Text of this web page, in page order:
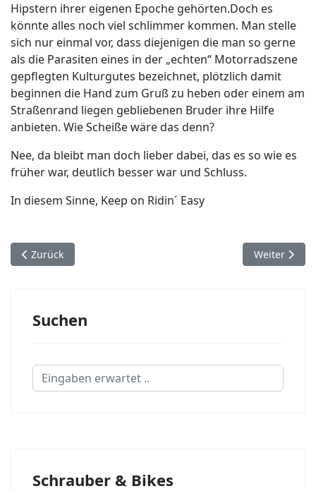
Hipstern ihrer eigenen Epoche gehörten.Doch es
könnte alles noch viel schlimmer kommen. Man stelle
sich nur einmal vor, dass diejenigen die man so gerne
als die Parasiten eines in der „echten“ Motorradszene
gepflegten Kulturgutes bezeichnet, plötzlich damit
beginnen die Hand zum Gruß zu heben oder einem am
Straßenrand liegen gebliebenen Bruder ihre Hilfe
anbieten. Wie Scheiße wäre das denn?
Nee, da bleibt man doch lieber dabei, das es so wie es
früher war, deutlich besser war und Schluss.
In diesem Sinne, Keep on Ridin´ Easy
Vorheriger Beitrag: Gedankentext 3 - Umsetzung
Zurück Nächster
Weiter
Suchen
Suchen...
Schrauber & Bikes